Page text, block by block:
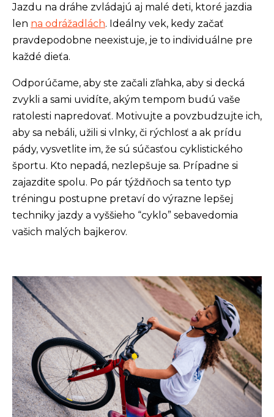
Jazdu na dráhe zvládajú aj malé deti, ktoré jazdia
len na odrážadlách. Ideálny vek, kedy začať
pravdepodobne neexistuje, je to individuálne pre
každé dieťa.
Odporúčame, aby ste začali zľahka, aby si decká
zvykli a sami uvidíte, akým tempom budú vaše
ratolesti napredovať. Motivujte a povzbudzujte ich,
aby sa nebáli, užili si vlnky, či rýchlosť a ak prídu
pády, vysvetlite im, že sú súčasťou cyklistického
športu. Kto nepadá, nezlepšuje sa. Prípadne si
zajazdite spolu. Po pár týždňoch sa tento typ
tréningu postupne pretaví do výrazne lepšej
techniky jazdy a vyššieho “cyklo” sebavedomia
vašich malých bajkerov.